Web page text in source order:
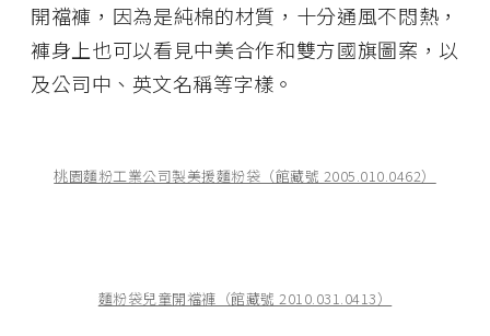
開襠褲，因為是純棉的材質，十分通風不悶熱，
褲身上也可以看見中美合作和雙方國旗圖案，以
及公司中、英文名稱等字樣。
桃園麵粉工業公司製美援麵粉袋（館藏號 2005.010.0462）
麵粉袋兒童開襠褲（館藏號 2010.031.0413）